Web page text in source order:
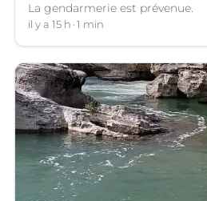
La gendarmerie est prévenue.
il y a 15 h 1 min